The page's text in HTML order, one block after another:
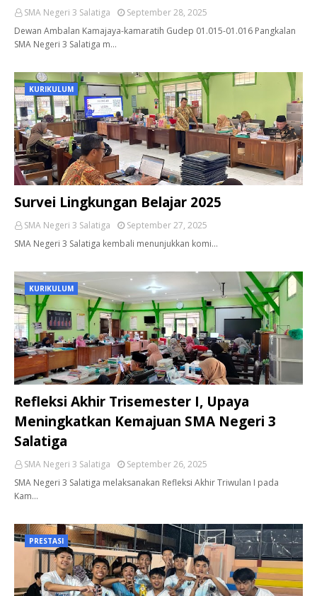
SMA Negeri 3 Salatiga
September 28, 2025
Dewan Ambalan Kamajaya-kamaratih Gudep 01.015-01.016 Pangkalan
SMA Negeri 3 Salatiga m…
KURIKULUM
Survei Lingkungan Belajar 2025
SMA Negeri 3 Salatiga
September 27, 2025
SMA Negeri 3 Salatiga kembali menunjukkan komi…
KURIKULUM
Refleksi Akhir Trisemester I, Upaya
Meningkatkan Kemajuan SMA Negeri 3
Salatiga
SMA Negeri 3 Salatiga
September 26, 2025
SMA Negeri 3 Salatiga melaksanakan Refleksi Akhir Triwulan I pada
Kam…
PRESTASI